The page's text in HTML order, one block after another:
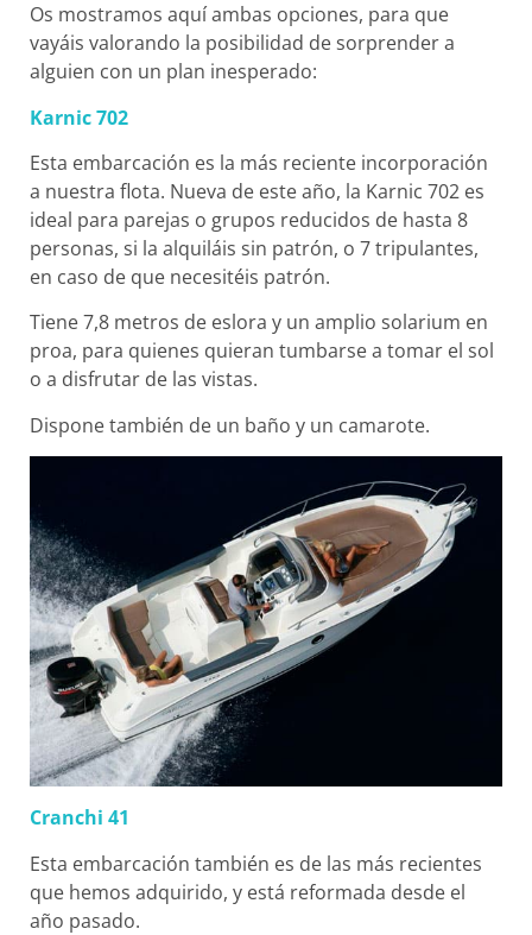
Os mostramos aquí ambas opciones, para que
vayáis valorando la posibilidad de sorprender a
alguien con un plan inesperado:
Karnic 702
Esta embarcación es la más reciente incorporación
a nuestra flota. Nueva de este año, la Karnic 702 es
ideal para parejas o grupos reducidos de hasta 8
personas, si la alquiláis sin patrón, o 7 tripulantes,
en caso de que necesitéis patrón.
Tiene 7,8 metros de eslora y un amplio solarium en
proa, para quienes quieran tumbarse a tomar el sol
o a disfrutar de las vistas.
Dispone también de un baño y un camarote.
Cranchi 41
Esta embarcación también es de las más recientes
que hemos adquirido, y está reformada desde el
año pasado.